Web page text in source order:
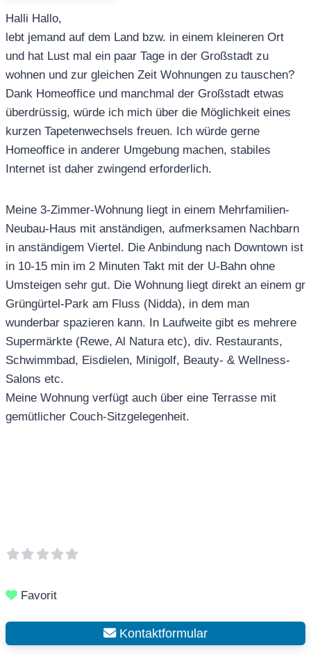
Halli Hallo,
lebt jemand auf dem Land bzw. in einem kleineren Ort
und hat Lust mal ein paar Tage in der Großstadt zu
wohnen und zur gleichen Zeit Wohnungen zu tauschen?
Dank Homeoffice und manchmal der Großstadt etwas
überdrüssig, würde ich mich über die Möglichkeit eines
kurzen Tapetenwechsels freuen. Ich würde gerne
Homeoffice in anderer Umgebung machen, stabiles
Internet ist daher zwingend erforderlich.
Meine 3-Zimmer-Wohnung liegt in einem Mehrfamilien-
Neubau-Haus mit anständigen, aufmerksamen Nachbarn
in anständigem Viertel. Die Anbindung nach Downtown ist
in 10-15 min im 2 Minuten Takt mit der U-Bahn ohne
Umsteigen sehr gut. Die Wohnung liegt direkt an einem gr
Grüngürtel-Park am Fluss (Nidda), in dem man
wunderbar spazieren kann. In Laufweite gibt es mehrere
Supermärkte (Rewe, Al Natura etc), div. Restaurants,
Schwimmbad, Eisdielen, Minigolf, Beauty- & Wellness-
Salons etc.
Meine Wohnung verfügt auch über eine Terrasse mit
gemütlicher Couch-Sitzgelegenheit.
Favorit
Kontaktformular